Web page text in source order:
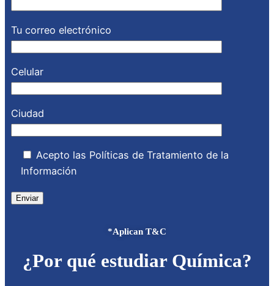
¿Por qué estudiar Química?
Tu correo electrónico
Celular
Ciudad
Acepto las Políticas de Tratamiento de la
Información
*Aplican T&C